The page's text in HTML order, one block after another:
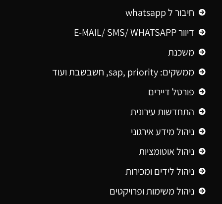
חיבור ל whatsapp
דיוור E-MAIL/ SMS/ WHATSAPP
משכנת
ממשקים: sap, priority, חשבשבת ועוד
פורטל דיירים
התחדשות עירונית
ניהול מידע אירגוני
ניהול אוטומציות
ניהול לידים ומכירות
ניהול משימות ופרויקטים